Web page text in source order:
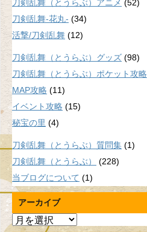
刀剣乱舞（とうらぶ）アニメ (52)
刀剣乱舞-花丸- (34)
活撃/刀剣乱舞 (12)
刀剣乱舞（とうらぶ）グッズ (98)
刀剣乱舞（とうらぶ）ポケット攻略
MAP攻略 (11)
イベント攻略 (15)
秘宝の里 (4)
刀剣乱舞（とうらぶ）質問集 (1)
刀剣乱舞（とうらぶ）
(228)
当ブログについて (1)
アーカイブ
ア